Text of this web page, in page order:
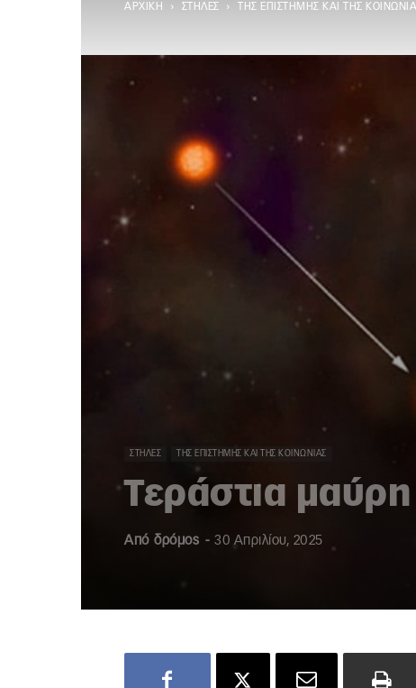
ΑΡΧΙΚΉ ΣΤΉΛΕΣ ΤΗΣ ΕΠΙΣΤΉΜΗΣ ΚΑΙ ΤΗΣ
ΣΤΉΛΕΣ ΤΗΣ ΕΠΙΣΤΉΜΗΣ ΚΑΙ ΤΗΣ ΚΟΙΝΩΝΊΑΣ
Τεράστια
Από δρόμος - 30 Απριλίου, 2025